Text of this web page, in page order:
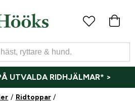
UTVALDA RIDHJÄLMAR* >
Ridtoppar